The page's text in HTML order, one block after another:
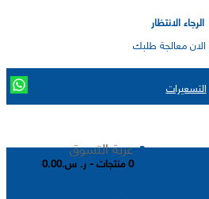
الرجاء الانتظار
الان معالجة طلبك
التسعيرات
عربة التسوق
0 منتجات - ر. س.0.00